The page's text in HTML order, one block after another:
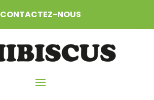
CONTACTEZ-NOUS